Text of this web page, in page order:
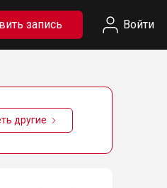
запись Войти
другие